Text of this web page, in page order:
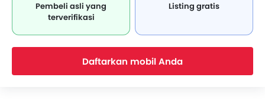
Pembeli asli yang
terverifikasi
Listing gratis
Daftarkan mobil Anda